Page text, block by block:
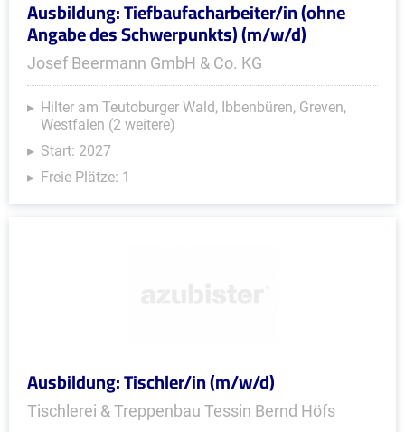
Ausbildung: Tiefbaufacharbeiter/in (ohne
Angabe des Schwerpunkts) (m/w/d)
Josef Beermann GmbH & Co. KG
Hilter am Teutoburger Wald, Ibbenbüren, Greven,
Westfalen (2 weitere)
Start: 2027
Freie Plätze: 1
Ausbildung: Tischler/in (m/w/d)
Tischlerei & Treppenbau Tessin Bernd Höfs